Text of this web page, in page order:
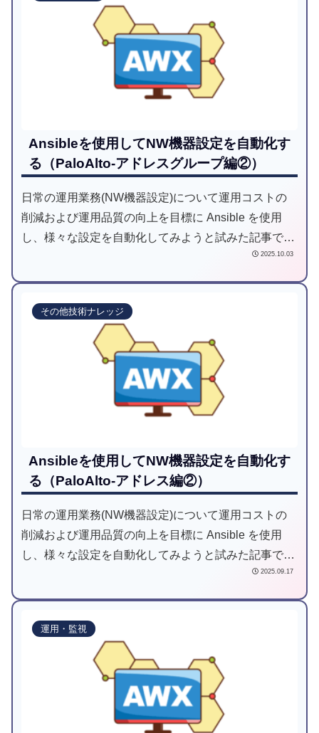
Ansibleを使用してNW機器設定を自動化す
る（PaloAlto-アドレスグループ編②）
日常の運用業務(NW機器設定)について運用コストの
削減および運用品質の向上を目標に Ansible を使用
し、様々な設定を自動化してみようと試みた記事で
2025.10.03
その他技術ナレッジ
Ansibleを使用してNW機器設定を自動化す
る（PaloAlto-アドレス編②）
日常の運用業務(NW機器設定)について運用コストの
削減および運用品質の向上を目標に Ansible を使用
し、様々な設定を自動化してみようと試みた記事で
2025.09.17
運用・監視